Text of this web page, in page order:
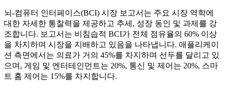
뇌-컴퓨터 인터페이스(BCI) 시장 보고서는 주요 시장 역학에
대한 자세한 통찰력을 제공하고 추세, 성장 동인 및 과제를 강
조합니다. 보고서는 비침습적 BCI가 전체 점유율의 60% 이상
을 차지하며 시장을 지배하고 있음을 나타냅니다. 애플리케이
션 측면에서는 의료가 거의 45%를 차지하며 선두를 달리고 있
으며, 게임 및 엔터테인먼트는 20%, 통신 및 제어는 20%, 스마
트 홈 제어는 15%를 차지합니다.